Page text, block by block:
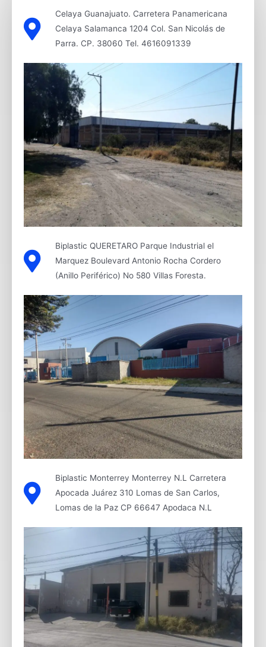
Celaya Guanajuato. Carretera Panamericana
Celaya Salamanca 1204 Col. San Nicolás de
Parra. CP. 38060 Tel. 4616091339
Biplastic QUERETARO Parque Industrial el
Marquez Boulevard Antonio Rocha Cordero
(Anillo Periférico) No 580 Villas Foresta.
Biplastic Monterrey Monterrey N.L Carretera
Apocada Juárez 310 Lomas de San Carlos,
Lomas de la Paz CP 66647 Apodaca N.L